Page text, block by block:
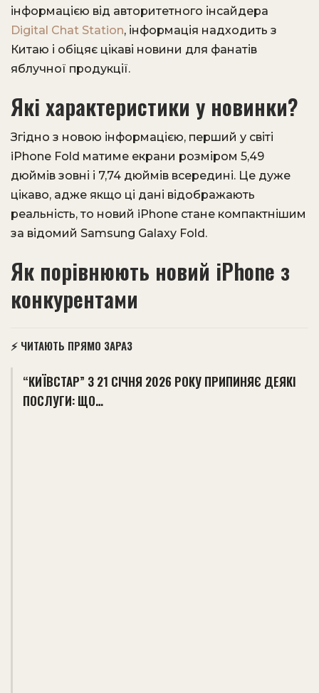
інформацією від авторитетного інсайдера
Digital Chat Station, інформація надходить з
Китаю і обіцяє цікаві новини для фанатів
яблучної продукції.
Які характеристики у новинки?
Згідно з новою інформацією, перший у світі
iPhone Fold матиме екрани розміром 5,49
дюймів зовні і 7,74 дюймів всередині. Це дуже
цікаво, адже якщо ці дані відображають
реальність, то новий iPhone стане компактнішим
за відомий Samsung Galaxy Fold.
Як порівнюють новий iPhone з
конкурентами
⚡ ЧИТАЮТЬ ПРЯМО ЗАРАЗ
“КИЇВСТАР” З 21 СІЧНЯ 2026 РОКУ ПРИПИНЯЄ ДЕЯКІ
ПОСЛУГИ: ЩО…